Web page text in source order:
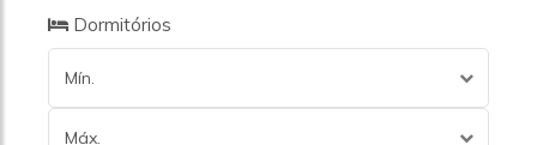
Dormitórios
Mín.
Máx.